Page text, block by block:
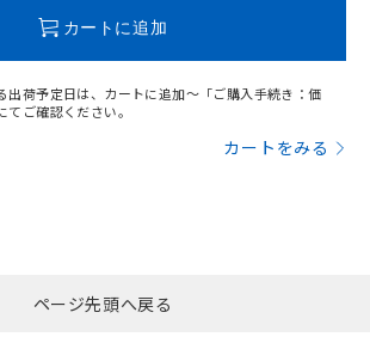
カートに追加
出荷予定日は、カートに追加～「ご購入手続き：価
ご確認ください。
カートをみる
ページ先頭へ戻る